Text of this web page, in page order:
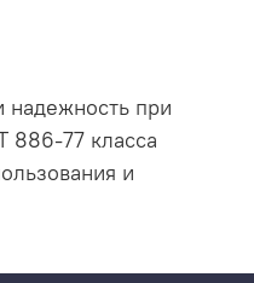
при
886-77 класса
и